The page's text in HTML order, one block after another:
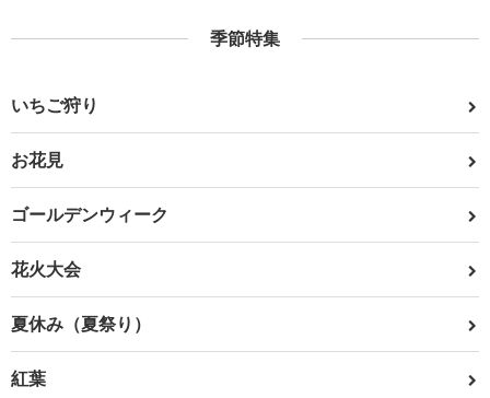
季節特集
いちご狩り
お花見
ゴールデンウィーク
花火大会
夏休み（夏祭り）
紅葉